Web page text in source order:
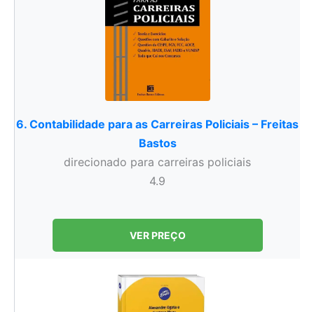
6. Contabilidade para as Carreiras Policiais – Freitas
Bastos
direcionado para carreiras policiais
4.9
VER PREÇO